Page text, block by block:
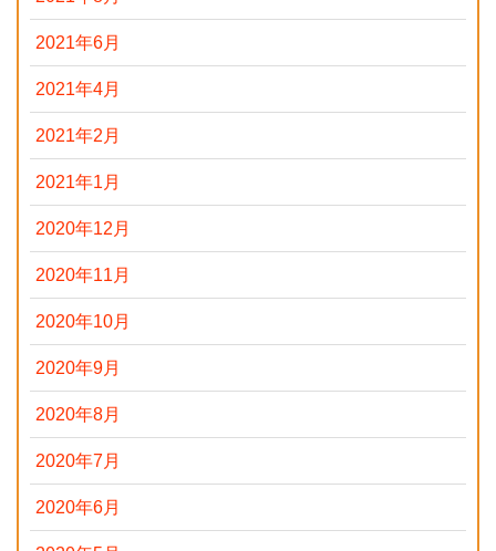
2021年6月
2021年4月
2021年2月
2021年1月
2020年12月
2020年11月
2020年10月
2020年9月
2020年8月
2020年7月
2020年6月